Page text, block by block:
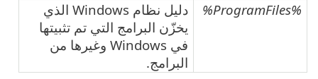
%ProgramFiles%
دليل نظام Windows الذي
يخزّن البرامج التي تم تثبيتها
في Windows وغيرها من
البرامج.